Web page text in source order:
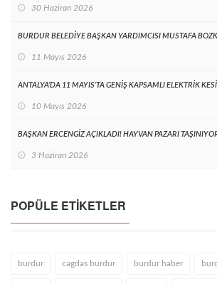
30 Haziran 2026
BURDUR BELEDİYE BAŞKAN YARDIMCISI MUSTAFA
11 Mayıs 2026
ANTALYA’DA 11 MAYIS’TA GENİŞ KAPSAMLI ELEKTRİK
10 Mayıs 2026
BAŞKAN ERCENGİZ AÇIKLADI! HAYVAN PAZARI
3 Haziran 2026
POPÜLE ETIKETLER
burdur cagdas burdur burdur haber